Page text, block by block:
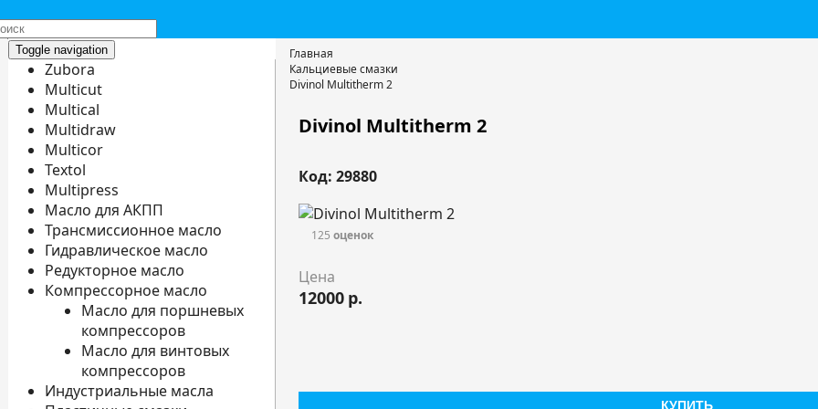
Toggle navigation
Zubora
Multicut
Multical
Multidraw
Multicor
Textol
Multipress
Масло для АКПП
Трансмиссионное масло
Гидравлическое масло
Редукторное масло
Компрессорное масло
Масло для поршневых
компрессоров
Масло для винтовых
компрессоров
Индустриальные масла
Главная
Кальциевые смазки
Divinol Multitherm 2
Divinol Multitherm 2
Код: 29880
125 оценок
Цена
12000 р.
КУПИТЬ